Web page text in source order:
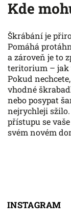
Kde
Škrábání je
Pomáhá
a zároveň je to
teritorium – jak
Pokud
vhodné
nebo posypat
nejrychleji
přístupu se
svém novém
INSTAGRAM